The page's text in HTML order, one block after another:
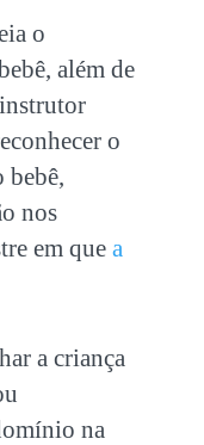
o
além de
o
nos
em que a
a criança
na